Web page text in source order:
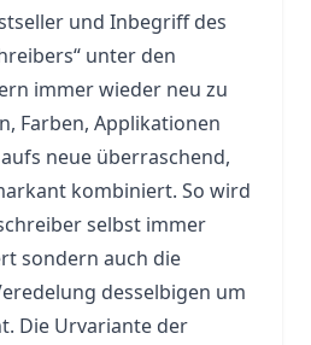
und Inbegriff des
unter den
immer wieder neu zu
Farben, Applikationen
neue überraschend,
kombiniert. So wird
selbst immer
sondern auch die
desselbigen um
Die Urvariante der